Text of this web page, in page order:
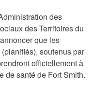
des
des Territoires du
que les
soutenus par
officiellement à
de santé de Fort Smith.